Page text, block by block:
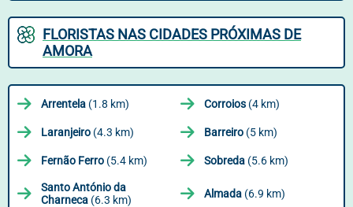
FLORISTAS NAS CIDADES PRÓXIMAS DE
AMORA
Arrentela (1.8 km) Corroios (4 km)
Laranjeiro (4.3 km) Barreiro (5 km)
Fernão Ferro (5.4 km) Sobreda (5.6 km)
Santo António da
Charneca (6.3 km) Almada (6.9 km)